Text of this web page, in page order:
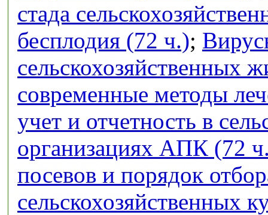
стада
бесплодия (72 ч.);
сельскохозяйственных
современные методы
учет и отчетность в
организациях АПК (72
посевов и порядок
сельскохозяйственных